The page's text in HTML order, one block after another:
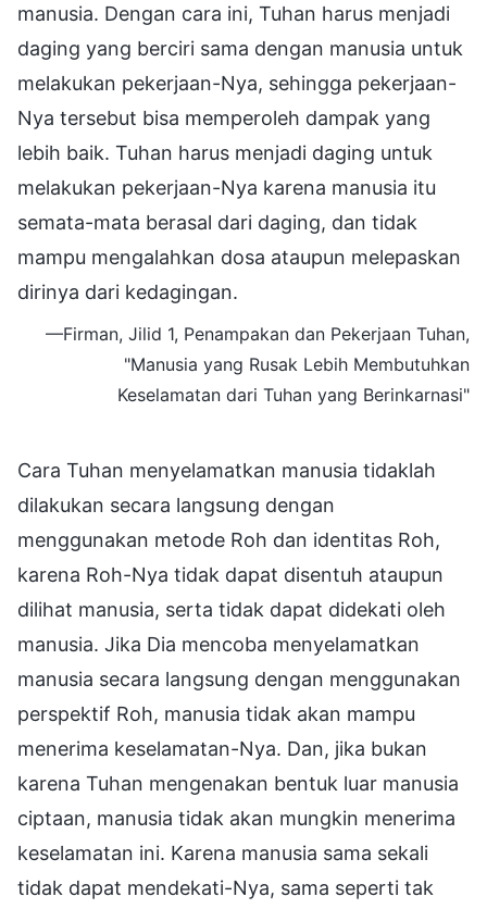
manusia. Dengan cara ini, Tuhan harus menjadi
daging yang berciri sama dengan manusia untuk
melakukan pekerjaan-Nya, sehingga pekerjaan-
Nya tersebut bisa memperoleh dampak yang
lebih baik. Tuhan harus menjadi daging untuk
melakukan pekerjaan-Nya karena manusia itu
semata-mata berasal dari daging, dan tidak
mampu mengalahkan dosa ataupun melepaskan
dirinya dari kedagingan.
—Firman, Jilid 1, Penampakan dan Pekerjaan Tuhan,
"Manusia yang Rusak Lebih Membutuhkan
Keselamatan dari Tuhan yang Berinkarnasi"
Cara Tuhan menyelamatkan manusia tidaklah
dilakukan secara langsung dengan
menggunakan metode Roh dan identitas Roh,
karena Roh-Nya tidak dapat disentuh ataupun
dilihat manusia, serta tidak dapat didekati oleh
manusia. Jika Dia mencoba menyelamatkan
manusia secara langsung dengan menggunakan
perspektif Roh, manusia tidak akan mampu
menerima keselamatan-Nya. Dan, jika bukan
karena Tuhan mengenakan bentuk luar manusia
ciptaan, manusia tidak akan mungkin menerima
keselamatan ini. Karena manusia sama sekali
tidak dapat mendekati-Nya, sama seperti tak